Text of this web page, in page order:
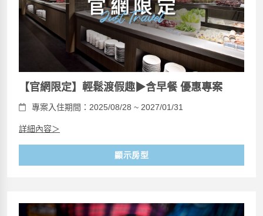
【官網限定】輕鬆渡假趣▶含早餐 優惠專案
專案入住期間：2025/08/28 ~ 2027/01/31
詳細內容＞
顯示房型